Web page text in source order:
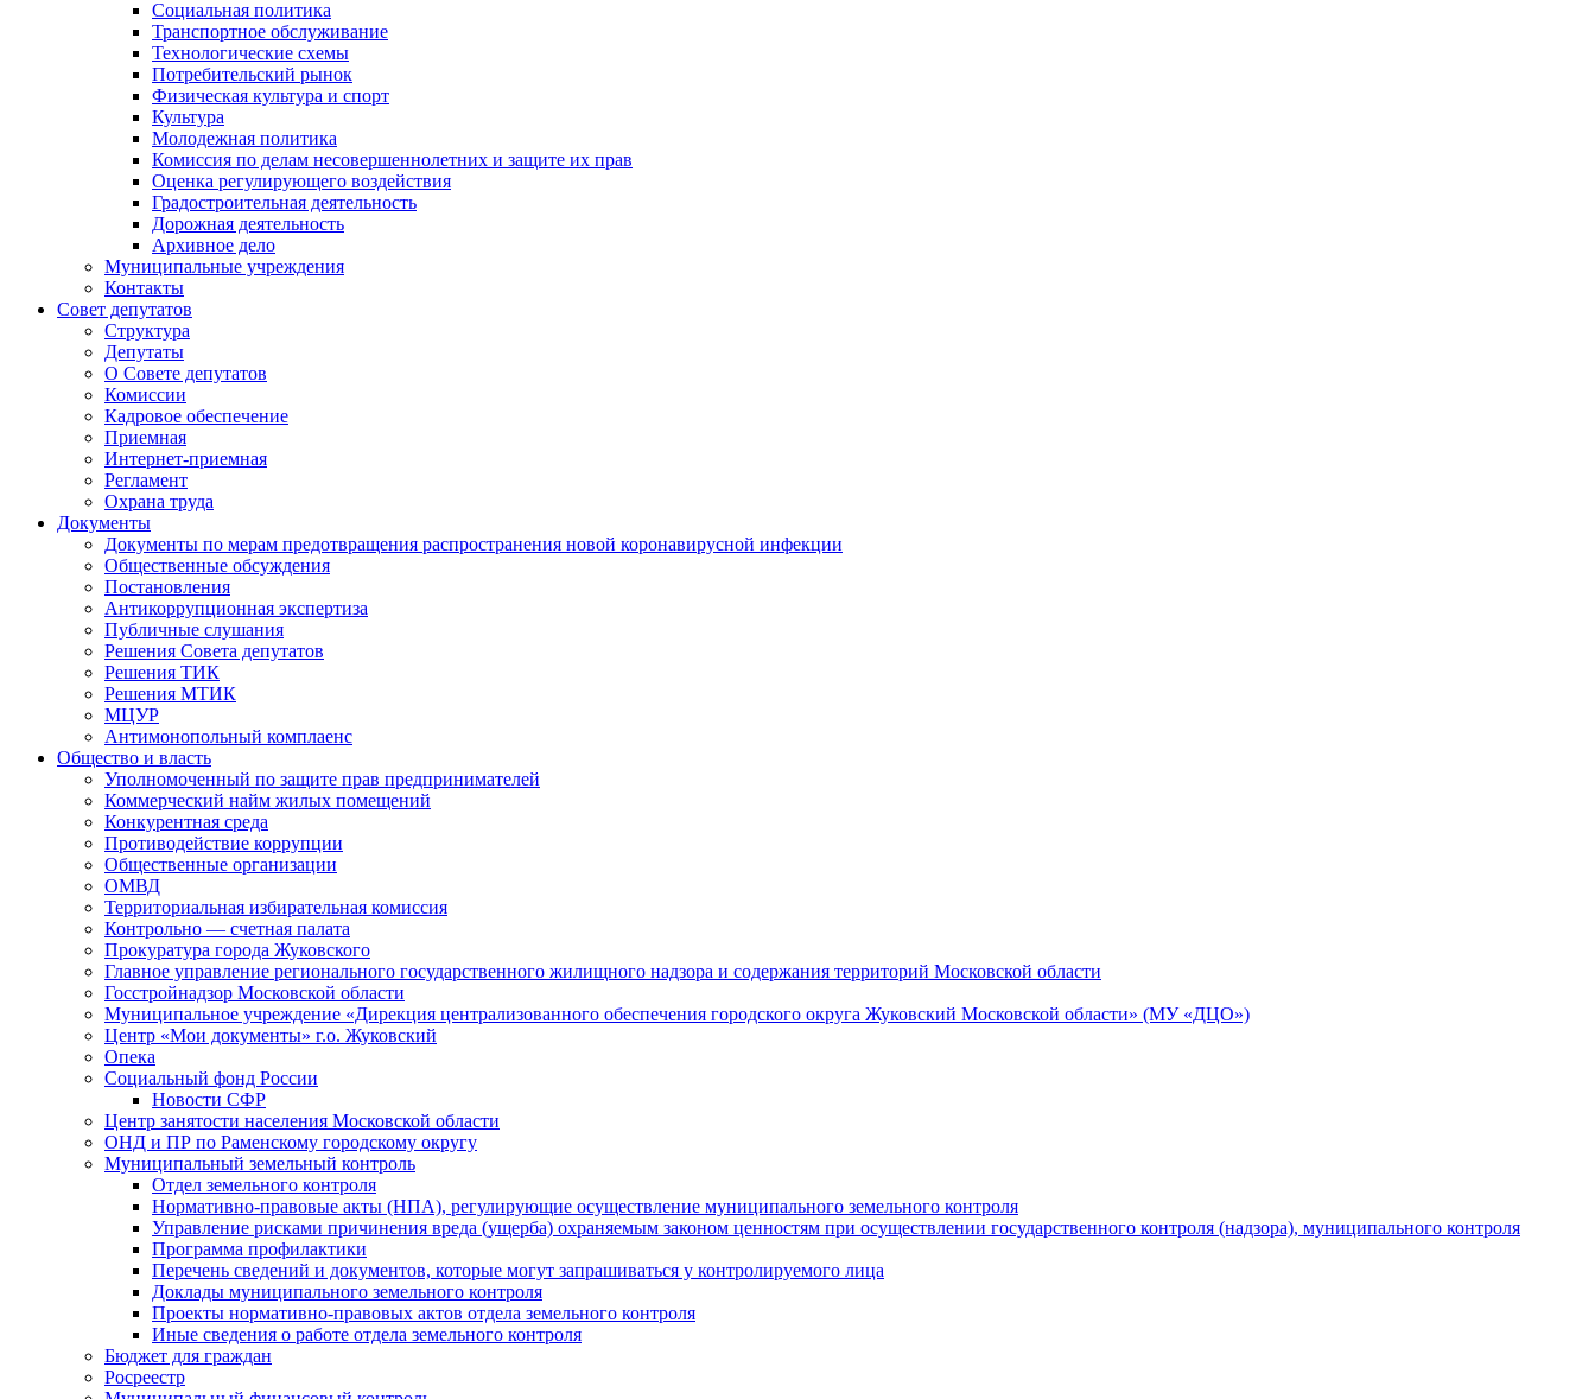
Социальная политика
Транспортное обслуживание
Технологические схемы
Потребительский рынок
Физическая культура и спорт
Культура
Молодежная политика
Комиссия по делам несовершеннолетних и защите их прав
Оценка регулирующего воздействия
Градостроительная деятельность
Дорожная деятельность
Архивное дело
Муниципальные учреждения
Контакты
Совет депутатов
Структура
Депутаты
О Совете депутатов
Комиссии
Кадровое обеспечение
Приемная
Интернет-приемная
Регламент
Охрана труда
Документы
Документы по мерам предотвращения распространения новой коронавирусной инфекции
Общественные обсуждения
Постановления
Антикоррупционная экспертиза
Публичные слушания
Решения Совета депутатов
Решения ТИК
Решения МТИК
МЦУР
Антимонопольный комплаенс
Общество и власть
Уполномоченный по защите прав предпринимателей
Коммерческий найм жилых помещений
Конкурентная среда
Противодействие коррупции
Общественные организации
ОМВД
Территориальная избирательная комиссия
Контрольно — счетная палата
Прокуратура города Жуковского
Главное управление регионального государственного жилищного надзора и содержания территорий Московской области
Госстройнадзор Московской области
Муниципальное учреждение «Дирекция централизованного обеспечения городского округа Жуковский Московской области» (МУ «ДЦО»)
Центр «Мои документы» г.о. Жуковский
Опека
Социальный фонд России
Новости СФР
Центр занятости населения Московской области
ОНД и ПР по Раменскому городскому округу
Муниципальный земельный контроль
Отдел земельного контроля
Нормативно-правовые акты (НПА), регулирующие осуществление муниципального земельного контроля
Управление рисками причинения вреда (ущерба) охраняемым законом ценностям при осуществлении государственного контроля (надзора), муниципального контроля
Программа профилактики
Перечень сведений и документов, которые могут запрашиваться у контролируемого лица
Доклады муниципального земельного контроля
Проекты нормативно-правовых актов отдела земельного контроля
Иные сведения о работе отдела земельного контроля
Бюджет для граждан
Росреестр